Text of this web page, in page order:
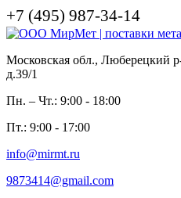
+7 (495) 987-34-14
Московская обл., Люберецкий
д.39/1
Пн. – Чт.: 9:00 - 18:00
Пт.: 9:00 - 17:00
info@mirmt.ru
9873414@gmail.com